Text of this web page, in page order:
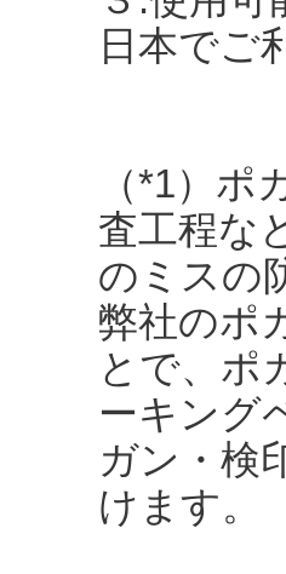
日本でご
（*1）
査工程な
のミスの
弊社のポ
とで、ポ
ーキング
ガン・検
けます。